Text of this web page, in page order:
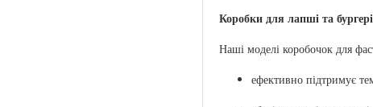
Коробки для лапші та
Наші моделі коробочок для
ефективно підтримує